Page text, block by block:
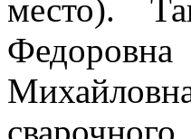
место).